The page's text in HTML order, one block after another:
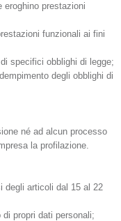
prestazioni
funzionali ai fini
specifici obblighi di legge;
degli obblighi di
né ad alcun processo
la profilazione.
degli articoli dal 15 al 22
propri dati personali;